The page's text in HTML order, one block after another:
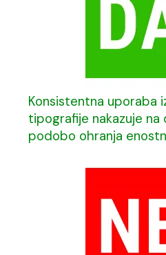
Konsistentna uporaba
tipografije nakazuje na
podobo ohranja